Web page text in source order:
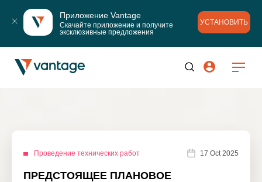
Приложение Vantage
Скачайте приложение и получите
эксклюзивные предложения
УСТАНОВИТЬ
Проведение технических работ 17 Oct 2025
ПРЕДСТОЯЩЕЕ ПЛАНОВОЕ